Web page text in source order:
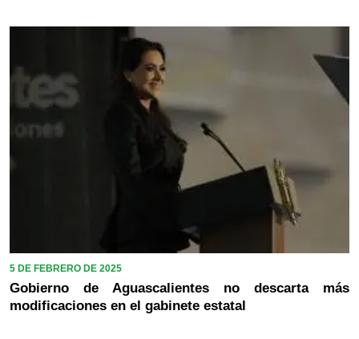
5 DE FEBRERO DE 2025
Gobierno de Aguascalientes no descarta más
modificaciones en el gabinete estatal